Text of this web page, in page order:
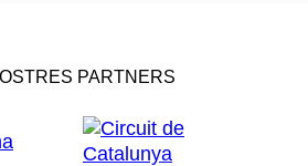
PARTNERS